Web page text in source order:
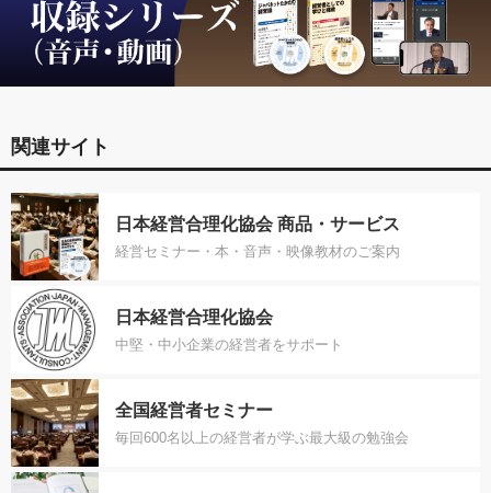
関連サイト
日本経営合理化協会 商品・サービス
経営セミナー・本・音声・映像教材のご案内
日本経営合理化協会
中堅・中小企業の経営者をサポート
全国経営者セミナー
毎回600名以上の経営者が学ぶ最大級の勉強会